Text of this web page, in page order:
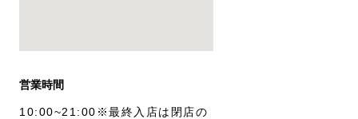
営業時間
10:00~21:00※最終入店は閉店の